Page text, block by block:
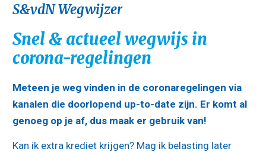
S&vdN Wegwijzer
Snel & actueel wegwijs in
corona-regelingen
Meteen je weg vinden in de coronaregelingen via
kanalen die doorlopend up-to-date zijn. Er komt al
genoeg op je af, dus maak er gebruik van!
Kan ik extra krediet krijgen? Mag ik belasting later